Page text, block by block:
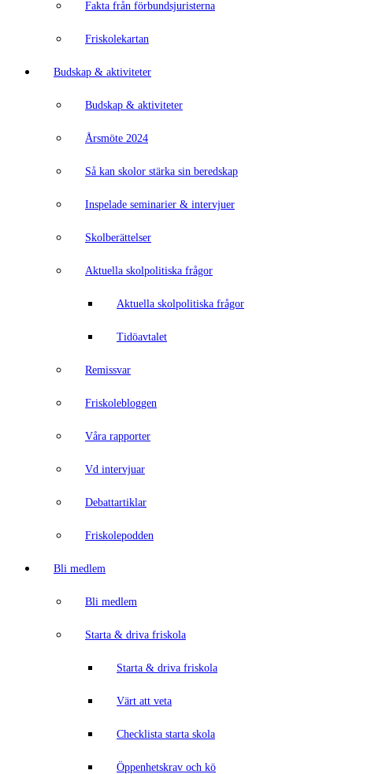
Fakta från förbundsjuristerna
Friskolekartan
Budskap & aktiviteter
Budskap & aktiviteter
Årsmöte 2024
Så kan skolor stärka sin beredskap
Inspelade seminarier & intervjuer
Skolberättelser
Aktuella skolpolitiska frågor
Aktuella skolpolitiska frågor
Tidöavtalet
Remissvar
Friskolebloggen
Våra rapporter
Vd intervjuar
Debattartiklar
Friskolepodden
Bli medlem
Bli medlem
Starta & driva friskola
Starta & driva friskola
Värt att veta
Checklista starta skola
Öppenhetskrav och kö